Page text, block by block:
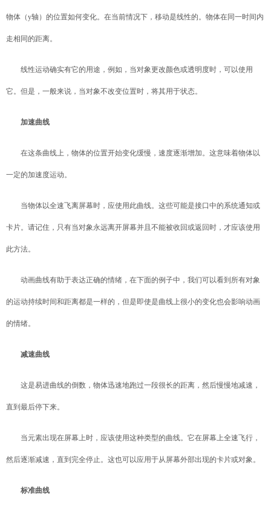
物体（y轴）的位置如何变化。在当前情况下，移动是线性的。物体在同一时间内
走相同的距离。
线性运动确实有它的用途，例如，当对象更改颜色或透明度时，可以使用
它。但是，一般来说，当对象不改变位置时，将其用于状态。
加速曲线
在这条曲线上，物体的位置开始变化缓慢，速度逐渐增加。这意味着物体以
一定的加速度运动。
当物体以全速飞离屏幕时，应使用此曲线。这些可能是接口中的系统通知或
卡片。请记住，只有当对象永远离开屏幕并且不能被收回或返回时，才应该使用
此方法。
动画曲线有助于表达正确的情绪，在下面的例子中，我们可以看到所有对象
的运动持续时间和距离都是一样的，但是即使是曲线上很小的变化也会影响动画
的情绪。
减速曲线
这是易进曲线的倒数，物体迅速地跑过一段很长的距离，然后慢慢地减速，
直到最后停下来。
当元素出现在屏幕上时，应该使用这种类型的曲线。它在屏幕上全速飞行，
然后逐渐减速，直到完全停止。这也可以应用于从屏幕外部出现的卡片或对象。
标准曲线